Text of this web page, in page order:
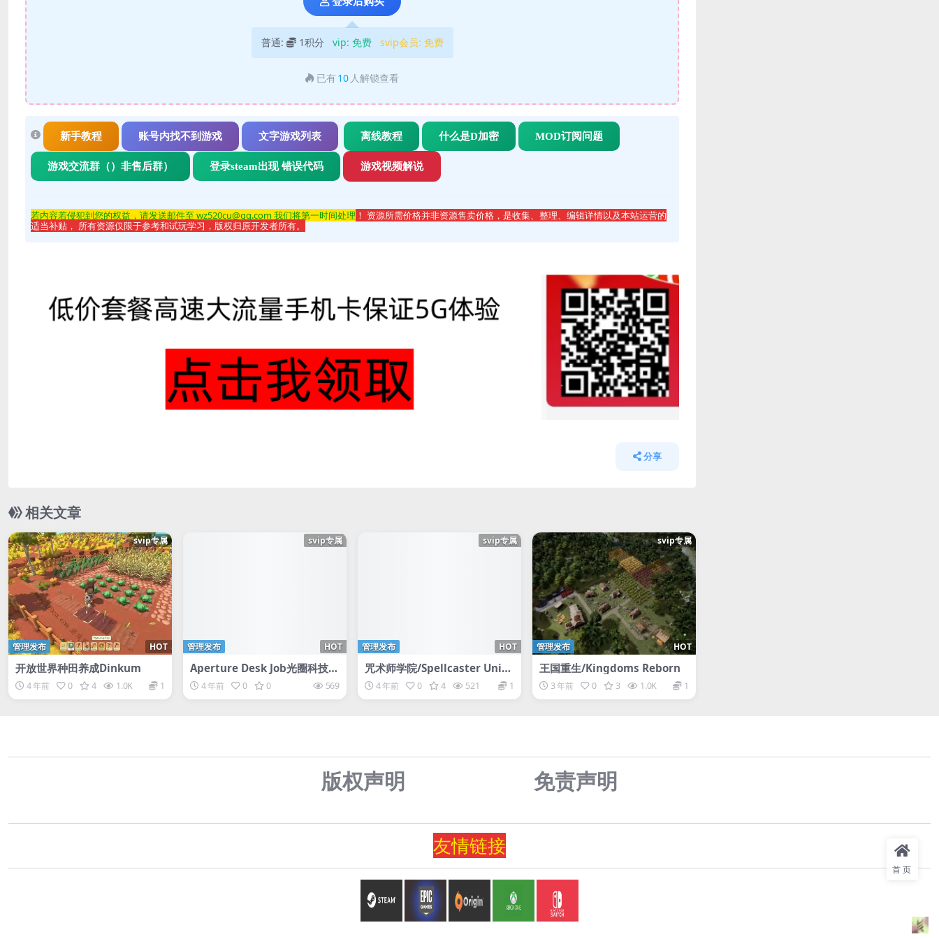
普通: 1积分 vip: 免费 svip会员: 免费
已有 10 人解锁查看
新手教程 账号内找不到游戏 文字游戏列表 离线教程 什么是D加密 MOD订阅问题
游戏交流群（）非售后群） 登录steam出现 错误代码 游戏视频解说
若内容若侵犯到您的权益，请发送邮件至 wz520cu@qq.com 我们将第一时间处理 ！ 资源所需价格并非资源售卖价格，是收集、整理、编辑详情以及本站运营的
适当补贴， 所有资源仅限于参考和试玩学习，版权归原开发者所有。
分享
相关文章
svip专属
HOT
管理发布
开放世界种田养成Dinkum
4 年前 0 4 1.0K 1
svip专属
HOT
管理发布
Aperture Desk Job光圈科技打
工记4 年前 0 0 569
svip专属
HOT
管理发布
咒术师学院/Spellcaster Unive
rsity
4 年前 0 4 521 1
svip专属
HOT
管理发布
王国重生/Kingdoms Reborn
3 年前 0 3 1.0K 1
版权声明 免责声明
友情链接
首页